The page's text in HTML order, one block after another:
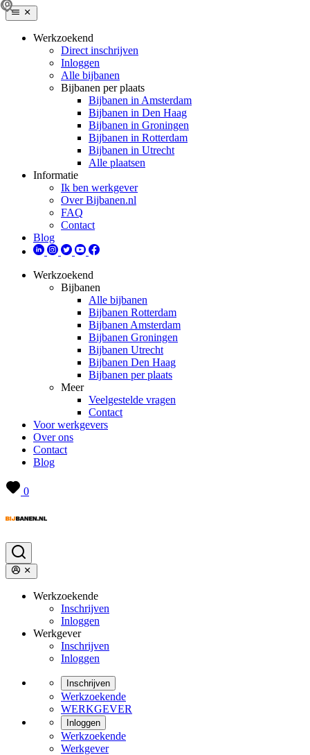
Werkzoekend
Direct inschrijven
Inloggen
Alle bijbanen
Bijbanen per plaats
Bijbanen in Amsterdam
Bijbanen in Den Haag
Bijbanen in Groningen
Bijbanen in Rotterdam
Bijbanen in Utrecht
Alle plaatsen
Informatie
Ik ben werkgever
Over Bijbanen.nl
FAQ
Contact
Blog
Werkzoekend
Bijbanen
Alle bijbanen
Bijbanen Rotterdam
Bijbanen Amsterdam
Bijbanen Groningen
Bijbanen Utrecht
Bijbanen Den Haag
Bijbanen per plaats
Meer
Veelgestelde vragen
Contact
Voor werkgevers
Over ons
Contact
Blog
0
Werkzoekende
Inschrijven
Inloggen
Werkgever
Inschrijven
Inloggen
Inschrijven
Werkzoekende
WERKGEVER
Inloggen
Werkzoekende
Werkgever